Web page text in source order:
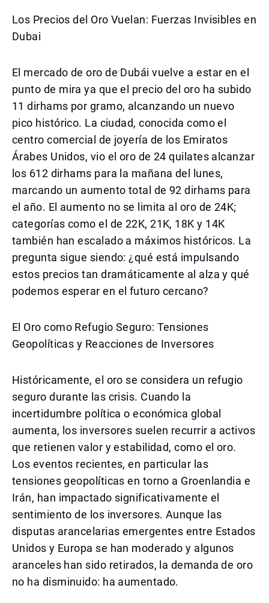
Los Precios del Oro Vuelan: Fuerzas Invisibles en
Dubai
El mercado de oro de Dubái vuelve a estar en el
punto de mira ya que el precio del oro ha subido
11 dirhams por gramo, alcanzando un nuevo
pico histórico. La ciudad, conocida como el
centro comercial de joyería de los Emiratos
Árabes Unidos, vio el oro de 24 quilates alcanzar
los 612 dirhams para la mañana del lunes,
marcando un aumento total de 92 dirhams para
el año. El aumento no se limita al oro de 24K;
categorías como el de 22K, 21K, 18K y 14K
también han escalado a máximos históricos. La
pregunta sigue siendo: ¿qué está impulsando
estos precios tan dramáticamente al alza y qué
podemos esperar en el futuro cercano?
El Oro como Refugio Seguro: Tensiones
Geopolíticas y Reacciones de Inversores
Históricamente, el oro se considera un refugio
seguro durante las crisis. Cuando la
incertidumbre política o económica global
aumenta, los inversores suelen recurrir a activos
que retienen valor y estabilidad, como el oro.
Los eventos recientes, en particular las
tensiones geopolíticas en torno a Groenlandia e
Irán, han impactado significativamente el
sentimiento de los inversores. Aunque las
disputas arancelarias emergentes entre Estados
Unidos y Europa se han moderado y algunos
aranceles han sido retirados, la demanda de oro
no ha disminuido: ha aumentado.